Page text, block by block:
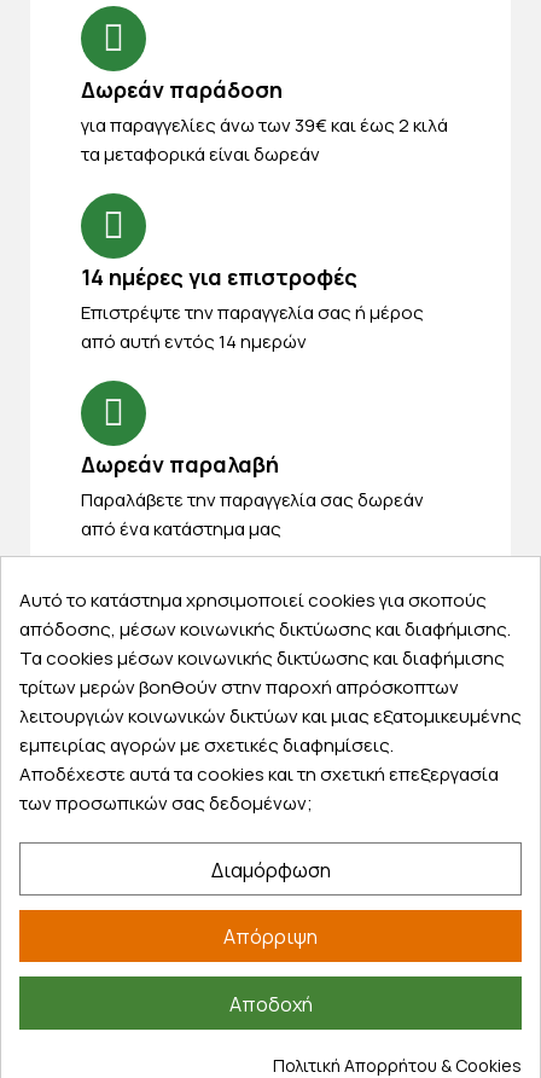
Δωρεάν παράδοση
για παραγγελίες άνω των 39€ και έως 2 κιλά
τα μεταφορικά είναι δωρεάν
14 ημέρες για επιστροφές
Eπιστρέψτε την παραγγελία σας ή μέρος
από αυτή εντός 14 ημερών
Δωρεάν παραλαβή
Παραλάβετε την παραγγελία σας δωρεάν
από ένα κατάστημα μας
Express αποστολές
Κάντε σήμερα την παραγγελία σας και
παραλάβετε αύριο στην πόρτα σας
Εξυπηρέτηση πελατών
Λογαριασμός
Τρόποι παραγγελίας
Αυτό το κατάστημα χρησιμοποιεί cookies για σκοπούς
απόδοσης, μέσων κοινωνικής δικτύωσης και διαφήμισης.
Τα cookies μέσων κοινωνικής δικτύωσης και διαφήμισης
τρίτων μερών βοηθούν στην παροχή απρόσκοπτων
λειτουργιών κοινωνικών δικτύων και μιας εξατομικευμένης
εμπειρίας αγορών με σχετικές διαφημίσεις.
Αποδέχεστε αυτά τα cookies και τη σχετική επεξεργασία
των προσωπικών σας δεδομένων;
Διαμόρφωση
Απόρριψη
Αποδοχή
Πολιτική Απορρήτου & Cookies